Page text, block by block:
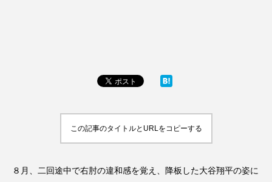
この記事のタイトルとURLをコピーする
８月、二回途中で右肘の違和感を覚え、降板した大谷翔平の姿に